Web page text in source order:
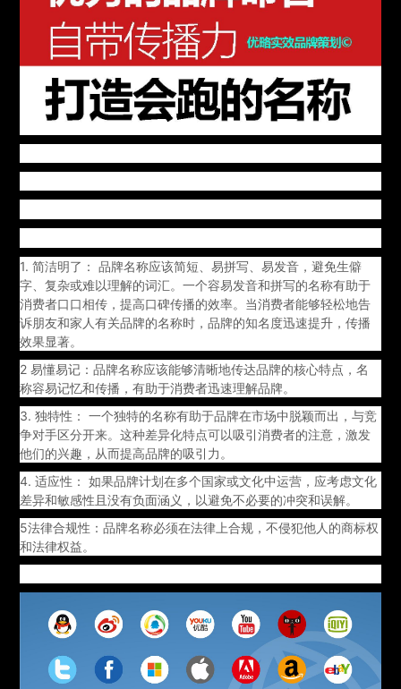
1. 简洁明了： 品牌名称应该简短、易拼写、易发音，避免生僻
字、复杂或难以理解的词汇。一个容易发音和拼写的名称有助于
消费者口口相传，提高口碑传播的效率。当消费者能够轻松地告
诉朋友和家人有关品牌的名称时，品牌的知名度迅速提升，传播
效果显著。
2 易懂易记：品牌名称应该能够清晰地传达品牌的核心特点，名
称容易记忆和传播，有助于消费者迅速理解品牌。
3. 独特性： 一个独特的名称有助于品牌在市场中脱颖而出，与竞
争对手区分开来。这种差异化特点可以吸引消费者的注意，激发
他们的兴趣，从而提高品牌的吸引力。
4. 适应性： 如果品牌计划在多个国家或文化中运营，应考虑文化
差异和敏感性且没有负面涵义，以避免不必要的冲突和误解。
5法律合规性：品牌名称必须在法律上合规，不侵犯他人的商标权
和法律权益。